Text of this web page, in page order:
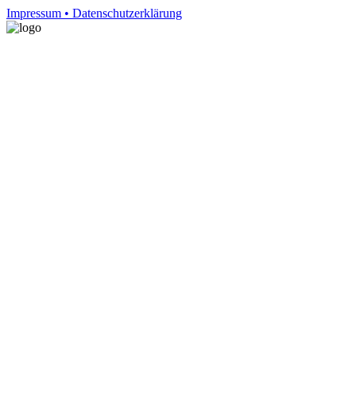
Impressum • Datenschutzerklärung